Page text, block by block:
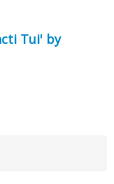
Tui' by